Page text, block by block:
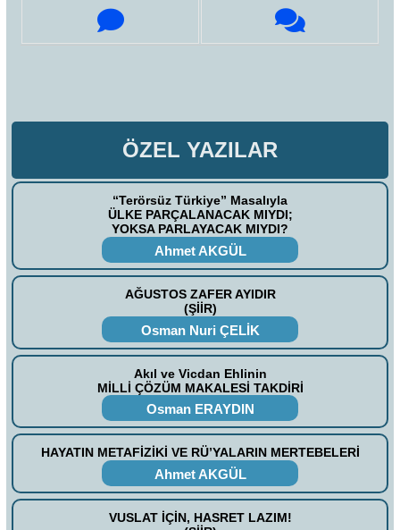
ÖZEL YAZILAR
“Terörsüz Türkiye” Masalıyla
ÜLKE PARÇALANACAK MIYDI;
YOKSA PARLAYACAK MIYDI?
Ahmet AKGÜL
AĞUSTOS ZAFER AYIDIR
(ŞİİR)
Osman Nuri ÇELİK
Akıl ve Vicdan Ehlinin
MİLLİ ÇÖZÜM MAKALESİ TAKDİRİ
Osman ERAYDIN
HAYATIN METAFİZİKİ VE RÜ’YALARIN MERTEBELERİ
Ahmet AKGÜL
VUSLAT İÇİN, HASRET LAZIM!